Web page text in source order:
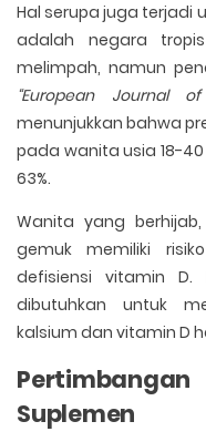
Hal serupa juga terjadi
adalah negara
melimpah, namun
“European Journal
menunjukkan bahwa
pada wanita usia 18-
63%.
Wanita yang
gemuk memiliki
defisiensi vitamin
dibutuhkan untuk
kalsium dan vitamin D
Suplemen